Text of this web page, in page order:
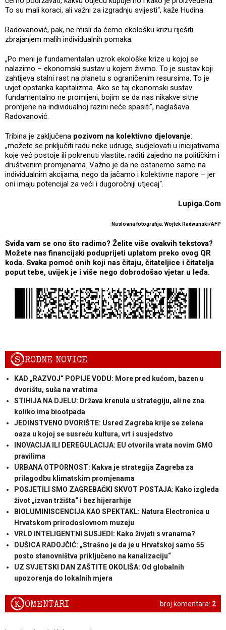
To su mali koraci, ali važni za izgradnju svijesti“, kaže Hudina.
Radovanović, pak, ne misli da ćemo ekološku krizu riješiti
zbrajanjem malih individualnih pomaka.
„Po meni je fundamentalan uzrok ekološke krize u kojoj se
nalazimo – ekonomski sustav u kojem živimo. To je sustav koji
zahtijeva stalni rast na planetu s ograničenim resursima. To je
uvjet opstanka kapitalizma. Ako se taj ekonomski sustav
fundamentalno ne promijeni, bojim se da nas nikakve sitne
promjene na individualnoj razini neće spasiti“, naglašava
Radovanović.
Tribina je zaključena pozivom na kolektivno djelovanje:
„možete se priključiti radu neke udruge, sudjelovati u inicijativama
koje već postoje ili pokrenuti vlastite; raditi zajedno na političkim i
društvenim promjenama. Važno je da ne ostanemo samo na
individualnim akcijama, nego da jačamo i kolektivne napore – jer
oni imaju potencijal za veći i dugoročniji utjecaj“.
Lupiga.Com
Naslovna fotografija: Wojtek Radwanski/AFP
Sviđa vam se ono što radimo? Želite više ovakvih tekstova?
Možete nas financijski poduprijeti uplatom preko ovog QR
koda. Svaka pomoć onih koji nas čitaju, čitateljice i čitatelja
poput tebe, uvijek je i više nego dobrodošao vjetar u leđa.
SRODNE NOVICE
KAD „RAZVOJ“ POPIJE VODU: More pred kućom, bazen u
dvorištu, suša na vratima
STIHIJA NA DJELU: Država krenula u strategiju, ali ne zna
koliko ima biootpada
JEDINSTVENO DVORIŠTE: Usred Zagreba krije se zelena
oaza u kojoj se susreću kultura, vrt i susjedstvo
INOVACIJA ILI DEREGULACIJA: EU otvorila vrata novim GMO
pravilima
URBANA OTPORNOST: Kakva je strategija Zagreba za
prilagodbu klimatskim promjenama
POSJETILI SMO ZAGREBAČKI SKVOT POSTAJA: Kako izgleda
život „izvan tržišta“ i bez hijerarhije
BIOLUMINISCENCIJA KAO SPEKTAKL: Natura Electronica u
Hrvatskom prirodoslovnom muzeju
VRLO INTELIGENTNI SUSJEDI: Kako živjeti s vranama?
DUŠICA RADOJČIĆ: „Strašno je da je u Hrvatskoj samo 55
posto stanovništva priključeno na kanalizaciju“
UZ SVJETSKI DAN ZAŠTITE OKOLIŠA: Od globalnih
upozorenja do lokalnih mjera
broj komentara: 2
KOMENTARI